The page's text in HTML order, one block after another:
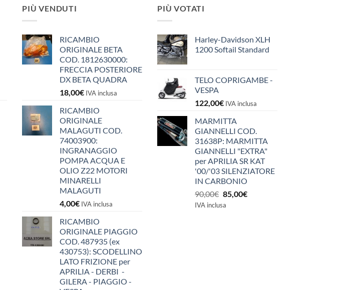
PIÙ VENDUTI
RICAMBIO
ORIGINALE BETA
COD. 1812630000:
FRECCIA POSTERIORE
DX BETA QUADRA
18,00€ IVA inclusa
RICAMBIO
ORIGINALE
MALAGUTI COD.
74003900:
INGRANAGGIO
POMPA ACQUA E
OLIO Z22 MOTORI
MINARELLI
MALAGUTI
4,00€ IVA inclusa
RICAMBIO
ORIGINALE PIAGGIO
COD. 487935 (ex
430753): SCODELLINO
LATO FRIZIONE per
APRILIA - DERBI -
GILERA - PIAGGIO -
PIÙ VOTATI
Harley-Davidson XLH
1200 Softail Standard
TELO COPRIGAMBE -
VESPA
122,00€ IVA inclusa
MARMITTA
GIANNELLI COD.
31638P: MARMITTA
GIANNELLI "EXTRA"
per APRILIA SR KAT
'00/'03 SILENZIATORE
IN CARBONIO
90,00€ Il
prezzo
85,00€Il
IVA inclusa